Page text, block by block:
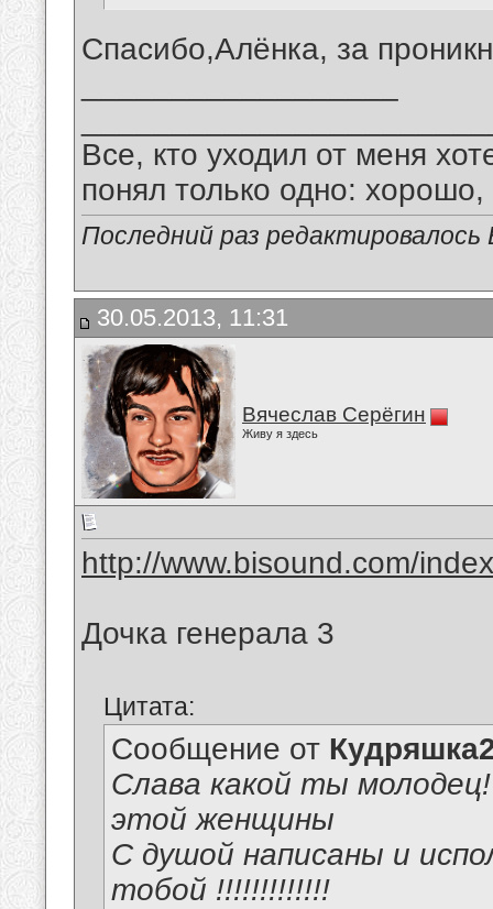
Спасибо,Алёнка, за
Все, кто уходил от меня
понял только одно:
Последний раз
30.05.2013, 11:31
Вячеслав Серёгин
Живу я здесь
http://www.bisound.com/
Дочка генерала 3
Цитата:
Сообщение от
Слава какой ты
этой женщины
С душой написаны и
тобой !!!!!!!!!!!!!